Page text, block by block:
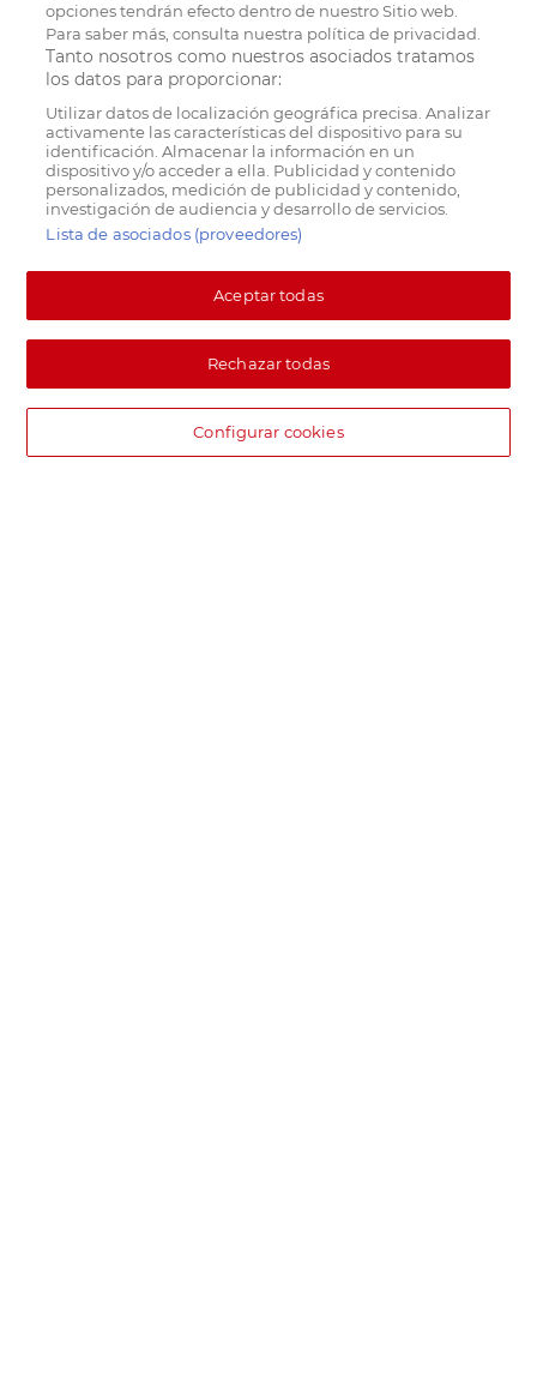
opciones tendrán efecto dentro de nuestro Sitio web.
Para saber más, consulta nuestra política de privacidad.
Tanto nosotros como nuestros asociados tratamos
los datos para proporcionar:
Utilizar datos de localización geográfica precisa. Analizar
activamente las características del dispositivo para su
identificación. Almacenar la información en un
dispositivo y/o acceder a ella. Publicidad y contenido
personalizados, medición de publicidad y contenido,
investigación de audiencia y desarrollo de servicios.
Lista de asociados (proveedores)
Aceptar todas
Rechazar todas
Configurar cookies